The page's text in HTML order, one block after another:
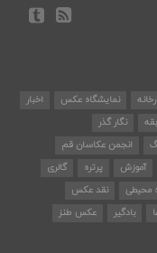
نمایشگاه عکس
اخبار
نگار گذر
انجمن عکاسان قم
آموزش پرتره
گالری
محیطی
نقد عکس
بادگیر
عکس طنز